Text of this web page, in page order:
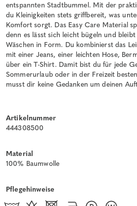
entspannten Stadtbummel. Mit der
du Kleinigkeiten stets griffbereit, was
Komfort sorgt. Das Easy Care Material
denn es lässt sich leicht bügeln und
Wäschen in Form. Du kombinierst das
mit einer Jeans, einer leichten Hose,
über ein T-Shirt. Damit bist du für jede
Sommerurlaub oder in der Freizeit
musst dir keine Gedanken um deinen
Artikelnummer
444308500
Material
100% Baumwolle
Pflegehinweise